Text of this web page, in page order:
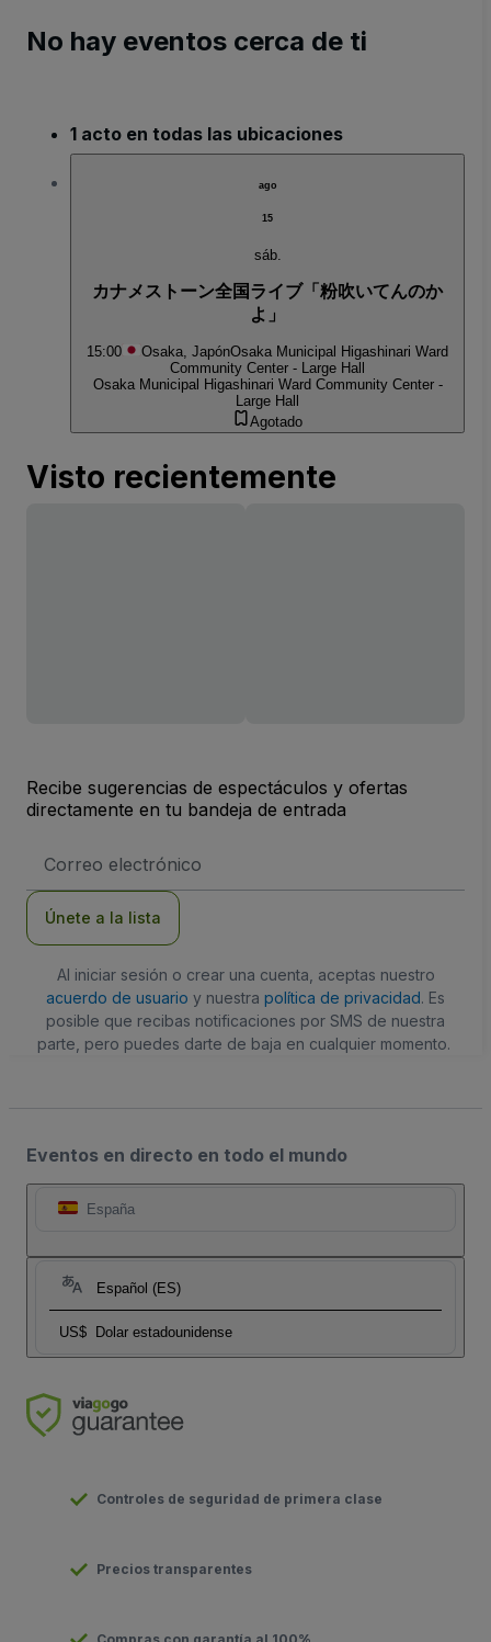
No hay eventos cerca de ti
1 acto en todas las ubicaciones
ago
15
sáb.
カナメストーン全国ライブ「粉吹いてんのか
よ」
15:00 Osaka, JapónOsaka Municipal Higashinari Ward
Community Center - Large Hall
Osaka Municipal Higashinari Ward Community Center -
Large Hall
Agotado
Visto recientemente
Recibe sugerencias de espectáculos y ofertas
directamente en tu bandeja de entrada
de
Únete a la lista
Al iniciar sesión o crear una cuenta, aceptas nuestro
acuerdo de usuario y nuestra política de privacidad. Es
posible que recibas notificaciones por SMS de nuestra
parte, pero puedes darte de baja en cualquier momento.
Eventos en directo en todo el mundo
España
Español (ES)
US$ Dolar estadounidense
Controles de seguridad de primera clase
Precios transparentes